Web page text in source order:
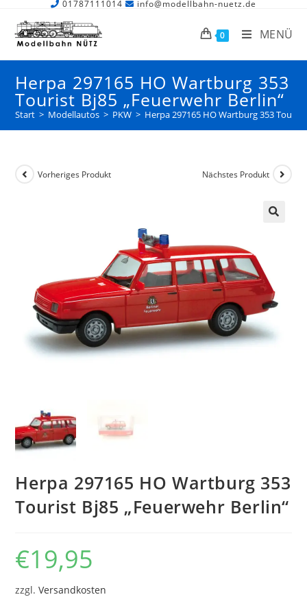
01787111014 info@modellbahn-nuetz.de
0 MENÜ
Herpa 297165 HO Wartburg 353
Tourist Bj85 „Feuerwehr Berlin“
Start > Modellautos > PKW > Herpa 297165 HO Wartburg 353 Tourist
Vorheriges Produkt Nächstes Produkt
Herpa 297165 HO Wartburg 353
Tourist Bj85 „Feuerwehr Berlin“
€19,95
zzgl.Versandkosten